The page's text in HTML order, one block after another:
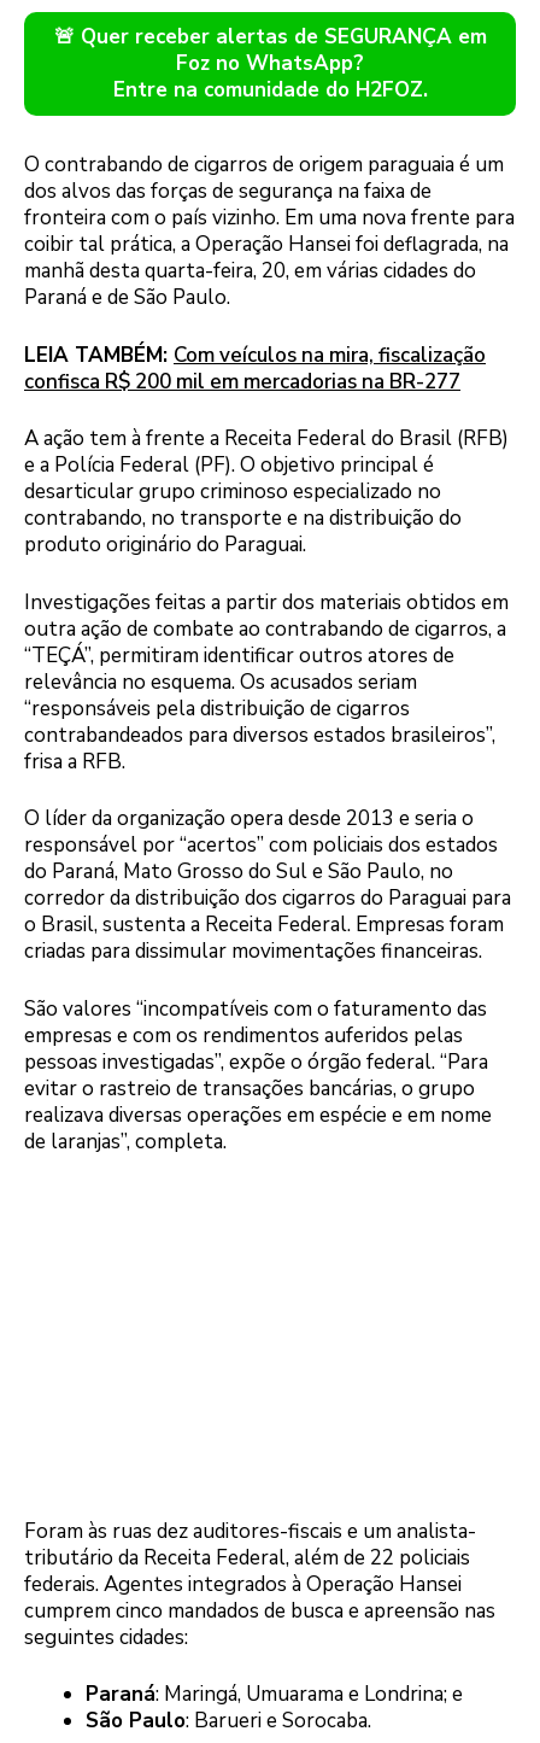
🚨 Quer receber alertas de SEGURANÇA em
Foz no WhatsApp?
Entre na comunidade do H2FOZ.
O contrabando de cigarros de origem paraguaia é um
dos alvos das forças de segurança na faixa de
fronteira com o país vizinho. Em uma nova frente para
coibir tal prática, a Operação Hansei foi deflagrada, na
manhã desta quarta-feira, 20, em várias cidades do
Paraná e de São Paulo.
LEIA TAMBÉM: Com veículos na mira, fiscalização
confisca R$ 200 mil em mercadorias na BR-277
A ação tem à frente a Receita Federal do Brasil (RFB)
e a Polícia Federal (PF). O objetivo principal é
desarticular grupo criminoso especializado no
contrabando, no transporte e na distribuição do
produto originário do Paraguai.
Investigações feitas a partir dos materiais obtidos em
outra ação de combate ao contrabando de cigarros, a
“TEÇÁ”, permitiram identificar outros atores de
relevância no esquema. Os acusados seriam
“responsáveis pela distribuição de cigarros
contrabandeados para diversos estados brasileiros”,
frisa a RFB.
O líder da organização opera desde 2013 e seria o
responsável por “acertos” com policiais dos estados
do Paraná, Mato Grosso do Sul e São Paulo, no
corredor da distribuição dos cigarros do Paraguai para
o Brasil, sustenta a Receita Federal. Empresas foram
criadas para dissimular movimentações financeiras.
São valores “incompatíveis com o faturamento das
empresas e com os rendimentos auferidos pelas
pessoas investigadas”, expõe o órgão federal. “Para
evitar o rastreio de transações bancárias, o grupo
realizava diversas operações em espécie e em nome
de laranjas”, completa.
Foram às ruas dez auditores-fiscais e um analista-
tributário da Receita Federal, além de 22 policiais
federais. Agentes integrados à Operação Hansei
cumprem cinco mandados de busca e apreensão nas
seguintes cidades:
Paraná: Maringá, Umuarama e Londrina; e
São Paulo: Barueri e Sorocaba.